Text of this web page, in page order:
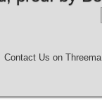
Contact Us on Threema